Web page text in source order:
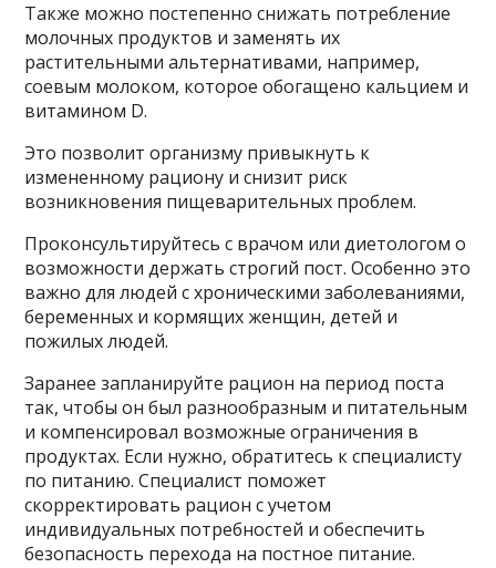
Также можно постепенно снижать потребление
молочных продуктов и заменять их
растительными альтернативами, например,
соевым молоком, которое обогащено кальцием и
витамином D.
Это позволит организму привыкнуть к
измененному рациону и снизит риск
возникновения пищеварительных проблем.
Проконсультируйтесь с врачом или диетологом о
возможности держать строгий пост. Особенно это
важно для людей с хроническими заболеваниями,
беременных и кормящих женщин, детей и
пожилых людей.
Заранее запланируйте рацион на период поста
так, чтобы он был разнообразным и питательным
и компенсировал возможные ограничения в
продуктах. Если нужно, обратитесь к специалисту
по питанию. Специалист поможет
скорректировать рацион с учетом
индивидуальных потребностей и обеспечить
безопасность перехода на постное питание.